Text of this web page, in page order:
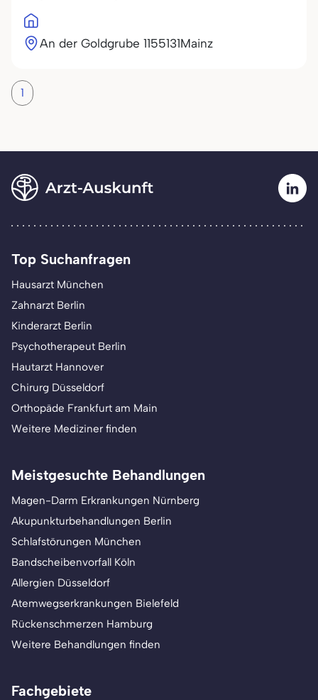
An der Goldgrube 1155131Mainz
1
Top Suchanfragen
Hausarzt München
Zahnarzt Berlin
Kinderarzt Berlin
Psychotherapeut Berlin
Hautarzt Hannover
Chirurg Düsseldorf
Orthopäde Frankfurt am Main
Weitere Mediziner finden
Meistgesuchte Behandlungen
Magen-Darm Erkrankungen Nürnberg
Akupunkturbehandlungen Berlin
Schlafstörungen München
Bandscheibenvorfall Köln
Allergien Düsseldorf
Atemwegserkrankungen Bielefeld
Rückenschmerzen Hamburg
Weitere Behandlungen finden
Fachgebiete